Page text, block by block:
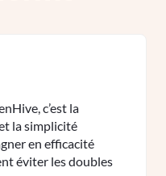
c’est la
la simplicité
en efficacité
éviter les doubles